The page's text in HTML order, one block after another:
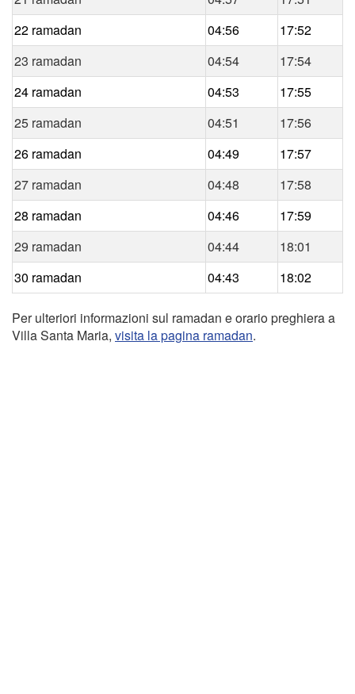
22 ramadan
04:56
17:52
23 ramadan
04:54
17:54
24 ramadan
04:53
17:55
25 ramadan
04:51
17:56
26 ramadan
04:49
17:57
27 ramadan
04:48
17:58
28 ramadan
04:46
17:59
29 ramadan
04:44
18:01
30 ramadan
04:43 18:02
Per ulteriori informazioni sul ramadan e orario preghiera a
Villa Santa Maria, visita la pagina ramadan.